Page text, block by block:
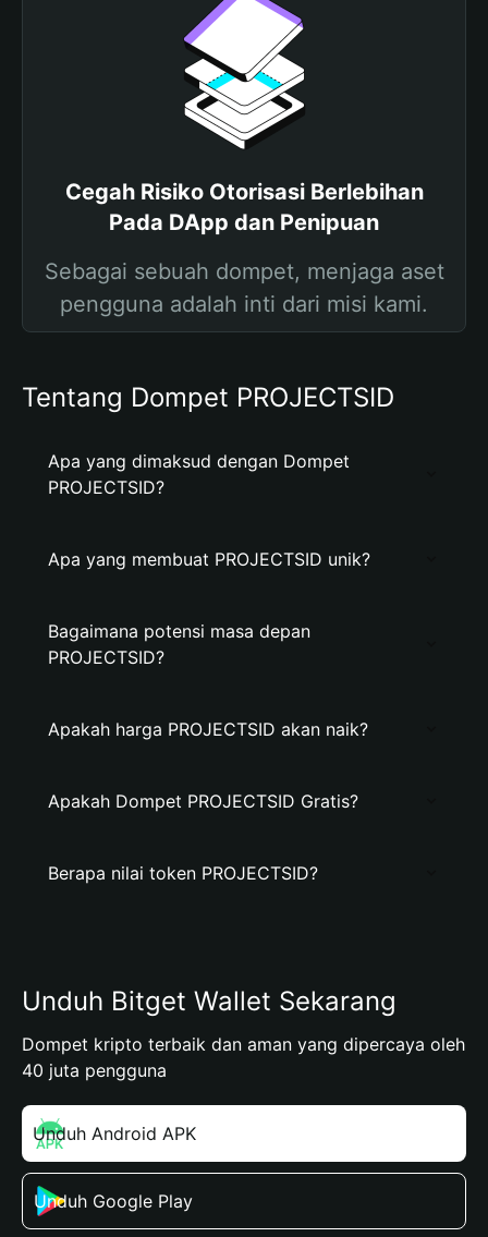
Cegah Risiko Otorisasi Berlebihan
Pada DApp dan Penipuan
Sebagai sebuah dompet, menjaga aset
pengguna adalah inti dari misi kami.
Tentang Dompet PROJECTSID
Apa yang dimaksud dengan Dompet
PROJECTSID?
Apa yang membuat PROJECTSID unik?
Bagaimana potensi masa depan
PROJECTSID?
Apakah harga PROJECTSID akan naik?
Apakah Dompet PROJECTSID Gratis?
Berapa nilai token PROJECTSID?
Unduh Bitget Wallet Sekarang
Dompet kripto terbaik dan aman yang dipercaya oleh
40 juta pengguna
Unduh Android APK
Unduh Google Play